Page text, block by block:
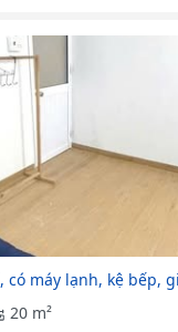
có máy lạnh, kệ bếp,
20 m²